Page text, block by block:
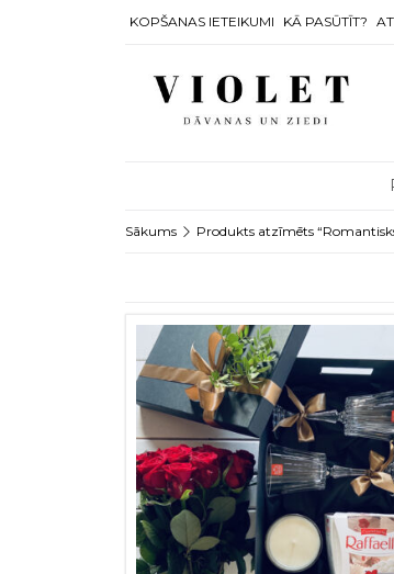
KOPŠANAS IETEIKUMI KĀ PASŪTĪT?
Sākums Produkts atzīmēts
This product has